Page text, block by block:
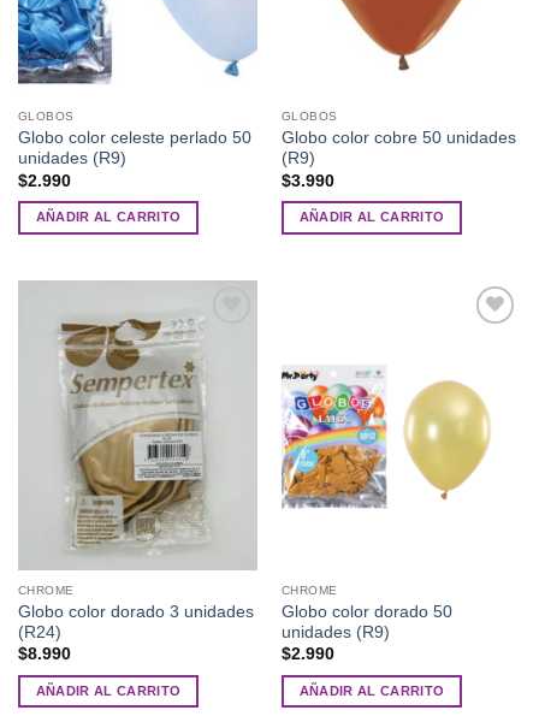
GLOBOS
Globo color celeste perlado 50
unidades (R9)
$2.990
AÑADIR AL CARRITO
GLOBOS
Globo color cobre 50 unidades
(R9)
$3.990
AÑADIR AL CARRITO
Añadir
lista de
CHROME
Globo color dorado 3 unidades
(R24)
$8.990
AÑADIR AL CARRITO
deseos
CHROME
Globo color dorado 50
unidades (R9)
$2.990
AÑADIR AL CARRITO